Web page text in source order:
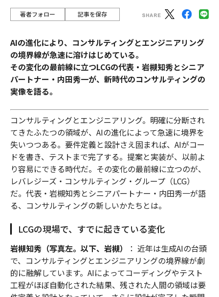
著者フォロー 記事を保存
AIの進化により、コンサルティングとエンジニアリング
の境界線が急速に溶けはじめている。
その変化の最前線に立つLCGの代表・岩槻知秀とシニア
パートナー・内田秀一が、新時代のコンサルティングの
実像を語る。
コンサルティングとエンジニアリング。明確に分断され
てきたふたつの領域が、AIの進化によって急速に境界を
失いつつある。要件定義と設計さえ固まれば、AIがコー
ドを書き、テストまで完了する。提案と実装が、以前よ
り容易にできる時代だ。その変化の最前線に立つのが、
レバレジーズ・コンサルティング・グループ（LCG）
だ。代表・岩槻知秀とシニアパートナー・内田秀一が語
る、コンサルティングの新しいかたちとは。
LCGの現場で、すでに起きている変化
岩槻知秀（写真左。以下、岩槻）
： 近年は生成AIの台頭
で、コンサルティングとエンジニアリングの境界線が劇
的に融解しています。AIによってコーディングやテスト
工程がほぼ自動化された結果、残された人間の領域は要